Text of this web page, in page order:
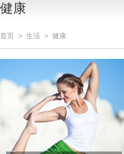
健康
首页 > 生活 > 健康